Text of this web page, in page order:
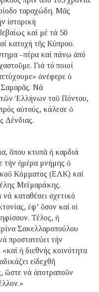
ταραχώδη. Μᾶς
ἱστορική
καί μέ τά 50
κατοχή τῆς Κύπρου.
–πέρα καί πάνω ἀπό
Γιά τό ποιοί
ἀνέφερε ὁ
Νά
τῶν Ἑλλήνων τοῦ Πόντου,
αὐτούς, κάλεσε ὁ
Δένδιας.
ὅπου κτυπᾶ ἡ καρδιά
τήν ἡμέρα μνήμης ὁ
Κόμματος (ΕΛΚ) καί
Μεϊμαράκης.
καταθέσει σχετικό
ἐφ’ ὅσον καί οἱ
Τέλος, ἡ
Σακελλαροπούλου
προστατεύει τήν
ἡ διεθνής κοινότητα
εἰδεχθῆ
ὥστε νά ἀποτραποῦν